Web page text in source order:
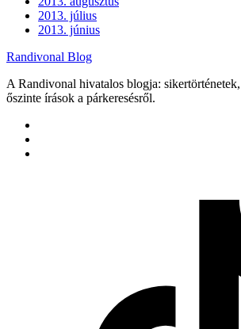
2013. július
2013. június
Randivonal Blog
A Randivonal hivatalos blogja:
őszinte írások a párkeresésről.